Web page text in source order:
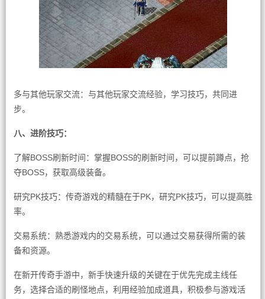
多与其他玩家交流：与其他玩家交流经验，学习技巧，共同进
步。
八、进阶技巧：
了解BOSS刷新时间：掌握BOSS的刷新时间，可以提前蹲点，抢
夺BOSS，获取高级装备。
研究PK技巧：传奇游戏的精髓在于PK，研究PK技巧，可以提高胜
率。
交易系统：熟悉游戏内的交易系统，可以通过交易获得所需的装
备和资源。
在新开传奇手游中，新手快速升级的关键在于优先完成主线任
务，选择合适的刷怪地点，利用经验加成道具，积极参与游戏活